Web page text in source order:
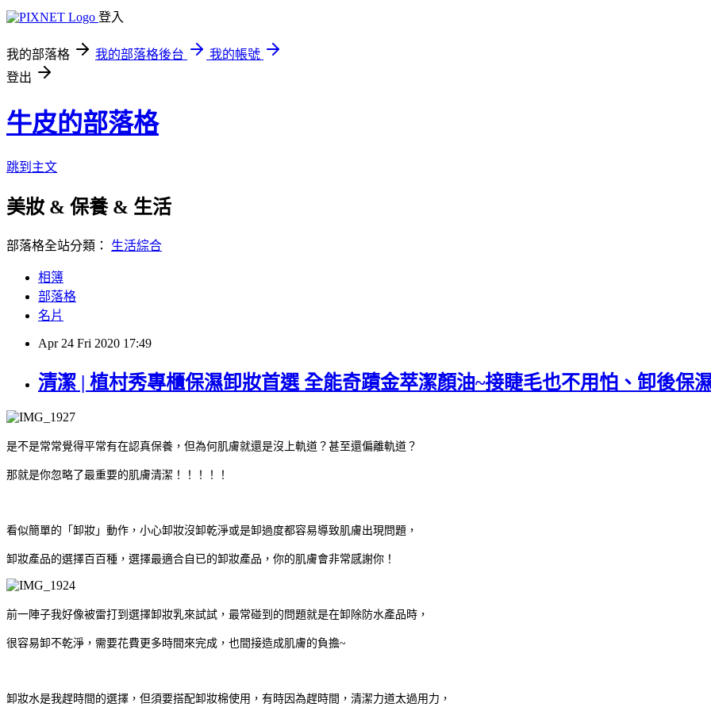
登入
我的部落格 我的部落格後台
我的帳號
登出
牛皮的部落格
跳到主文
美妝 & 保養 & 生活
部落格全站分類： 生活綜合
相簿
部落格
名片
Apr 24 Fri 2020 17:49
清潔 | 植村秀專櫃保濕卸妝首選 全能奇蹟金萃潔顏油~接睫毛也不用怕、卸後保
是不是常常覺得平常有在認真保養，但為何肌膚就還是沒上軌道？甚至還偏離軌道？
那就是你忽略了最重要的肌膚清潔！！！！！
看似簡單的「卸妝」動作，小心卸妝沒卸乾淨或是卸過度都容易導致肌膚出現問題，
卸妝產品的選擇百百種，選擇最適合自已的卸妝產品，你的肌膚會非常感謝你！
前一陣子我好像被雷打到選擇卸妝乳來試試，最常碰到的問題就是在卸除防水產品時，
很容易卸不乾淨，需要花費更多時間來完成，也間接造成肌膚的負擔~
卸妝水是我趕時間的選擇，但須要搭配卸妝棉使用，有時因為趕時間，清潔力道太過用力，